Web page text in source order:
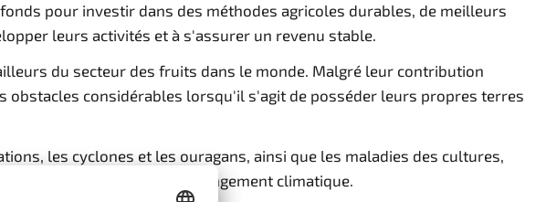
pour investir dans des méthodes agricoles durables, de meilleurs
leurs activités et à s'assurer un revenu stable.
du secteur des fruits dans le monde. Malgré leur contribution
obstacles considérables lorsqu'il s'agit de posséder leurs propres terres
les cyclones et les ouragans, ainsi que les maladies des cultures,
touchés par le changement climatique.